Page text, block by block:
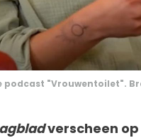
podcast "Vrouwentoilet".
verscheen